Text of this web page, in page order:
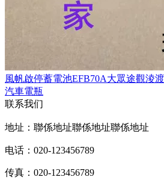
風帆啟停蓄電池EFB70A大眾途觀淩
汽車電瓶
联系我们
地址：聯係地址聯係地址聯係地址
电话：020-123456789
传真：020-123456789